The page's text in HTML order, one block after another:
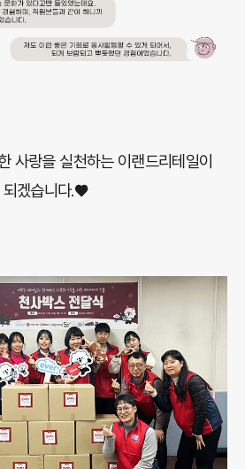
사랑을 실천하는 이랜드리테일이
되겠습니다.♥